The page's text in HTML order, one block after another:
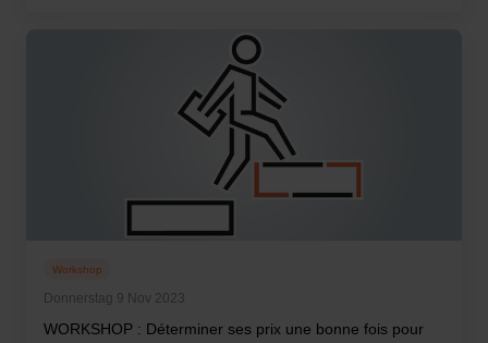
Donnerstag 9 Nov 2023
Workshop
WORKSHOP : Déterminer ses prix une bonne fois pour